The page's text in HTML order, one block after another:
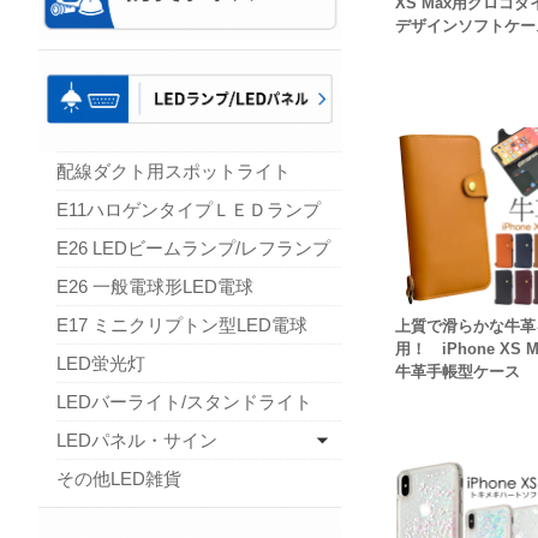
デザインソフトケ
上質で滑らかな牛
用！ iPhone XS
牛革手帳型ケース
配線ダクト用スポットライト
E11ハロゲンタイプＬＥＤランプ
E26 LEDビームランプ/レフランプ
E26 一般電球形LED電球
E17 ミニクリプトン型LED電球
LED蛍光灯
LEDバーライト/スタンドライト
LEDパネル・サイン
その他LED雑貨